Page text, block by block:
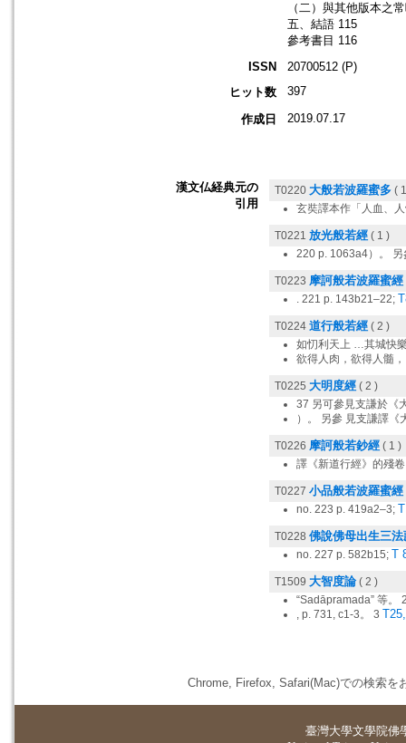
（二）與其他版本之
五、結語 115
參考書目 116
ISSN
20700512 (P)
ヒット数
397
作成日 2019.07.17
漢文仏経典元の
引用
T0220 大般若波羅蜜多 (
玄奘譯本作「人血、
T0221 放光般若經 ( 1 )
220 p. 1063a4）。
T0223 摩訶般若波羅蜜經
. 221 p. 143b21–22;
T0224 道行般若經 ( 2 )
如忉利天上 …其城快
欲得人肉，欲得人髓
T0225 大明度經 ( 2 )
37 另可參見支謙於《
）。 另參 見支謙譯《
T0226 摩訶般若鈔經 ( 1 )
譯《新道行經》的殘
T0227 小品般若波羅蜜經
no. 223 p. 419a2–3;
T0228 佛說佛母出生三
no. 227 p. 582b15; T
T1509 大智度論 ( 2 )
“Sadāpramada” 等。
, p. 731, c1-3。 3
Chrome, Firefox, Safari(Mac)での検索を
臺灣大學文學院佛